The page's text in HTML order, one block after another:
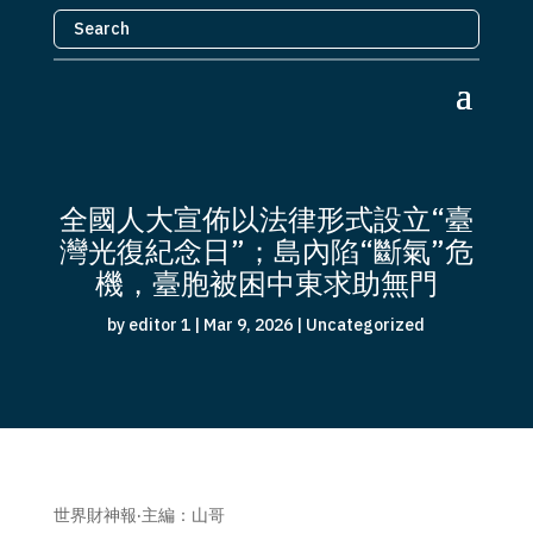
全國人大宣佈以法律形式設立“臺
灣光復紀念日”；島內陷“斷氣”危
機，臺胞被困中東求助無門
by editor 1 | Mar 9, 2026 | Uncategorized
世界財神報·主編：山哥